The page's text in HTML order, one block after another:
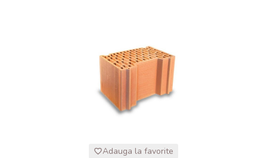
Adauga la favorite